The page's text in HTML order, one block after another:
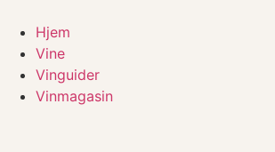
indhold
Hjem
Vine
Vinguider
Vinmagasin